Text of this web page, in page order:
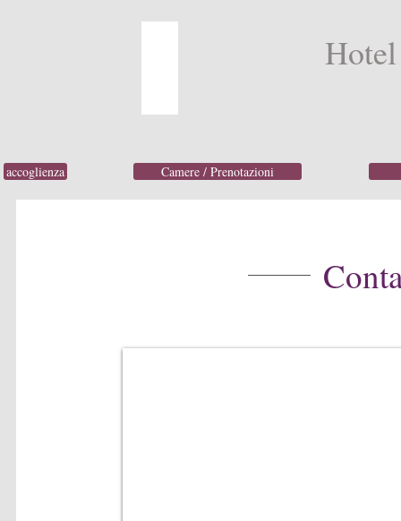
accoglienza Camere / Prenotazioni